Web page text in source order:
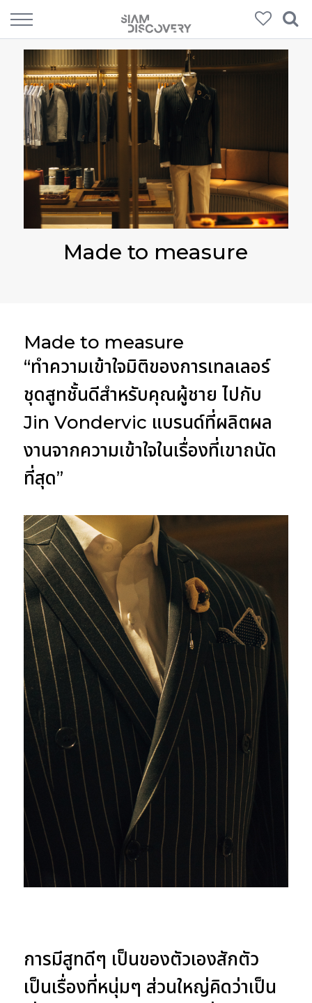
Made to measure
Made to measure
“ทำความเข้าใจมิติของการเทลเลอร์
ชุดสูทชั้นดีสำหรับคุณผู้ชาย ไปกับ
Jin Vondervic แบรนด์ที่ผลิตผล
งานจากความเข้าใจในเรื่องที่เขาถนัด
ที่สุด”
การมีสูทดีๆ เป็นของตัวเองสักตัว
เป็นเรื่องที่หนุ่มๆ ส่วนใหญ่คิดว่าเป็น